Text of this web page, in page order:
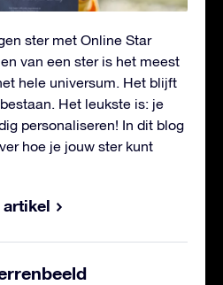
ster met Online Star
van een ster is het meest
hele universum. Het blijft
Het leukste is: je
personaliseren! In dit blog
hoe je jouw ster kunt
artikel